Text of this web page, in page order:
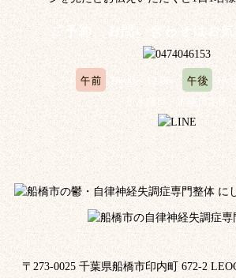
ご予約、お問い合わせはお
午前 10:00～12:00 午後
※水曜日、木曜日定休
〒273-0025 千葉県船橋市印内町 672-2